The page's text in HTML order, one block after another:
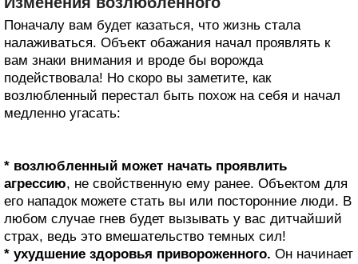
Поначалу вам будет казаться, что жизнь стала
налаживаться. Объект обажания начал проявлять к
вам знаки внимания и вроде бы ворожда
подействовала! Но скоро вы заметите, как
возлюбленный перестал быть похож на себя и начал
медленно угасать:
* возлюбленный может начать проявлить
агрессию, не свойственную ему ранее. Объектом для
его нападок можете стать вы или посторонние люди. В
любом случае гнев будет вызывать у вас дитчайший
страх, ведь это вмешательство темных сил!
* ухудшение здоровья привороженного. Он начинает